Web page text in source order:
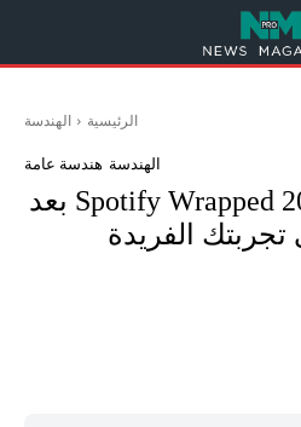
الرئيسية الهندسة
الهندسة هندسة عامة
استعرض نسخ Spotify Wrapped 2025 بعد
تجربتك الفريدة